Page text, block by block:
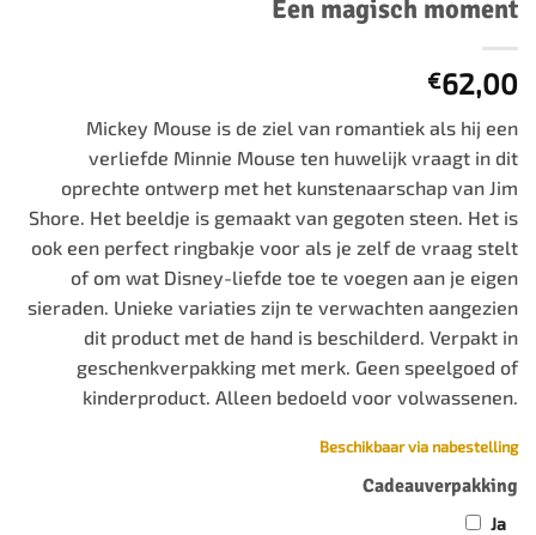
Een magisch moment
€62,00
Mickey Mouse is de ziel van romantiek als hij een
verliefde Minnie Mouse ten huwelijk vraagt in dit
oprechte ontwerp met het kunstenaarschap van Jim
Shore. Het beeldje is gemaakt van gegoten steen. Het is
ook een perfect ringbakje voor als je zelf de vraag stelt
of om wat Disney-liefde toe te voegen aan je eigen
sieraden. Unieke variaties zijn te verwachten aangezien
dit product met de hand is beschilderd. Verpakt in
geschenkverpakking met merk. Geen speelgoed of
kinderproduct. Alleen bedoeld voor volwassenen.
Beschikbaar via nabestelling
Cadeauverpakking
Ja